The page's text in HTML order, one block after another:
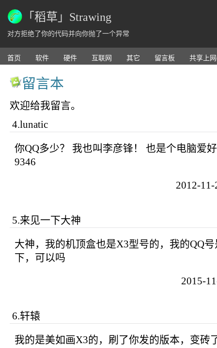
「稻草」Strawing
对方拒绝了你的代码并向你抛了一个异常
首页 软件 硬件 互联网 其它 留言板 共享上
留言本
欢迎给我留言。
4.lunatic
你QQ多少？ 我也叫李彦锋！ 也是个电脑爱
9346
2012-
5.来见一下大神
大神，我的机顶盒也是X3型号的，我的QQ
下，可以吗
2015-
6.轩辕
我的是美如画X3的，刷了你发的版本，变砖